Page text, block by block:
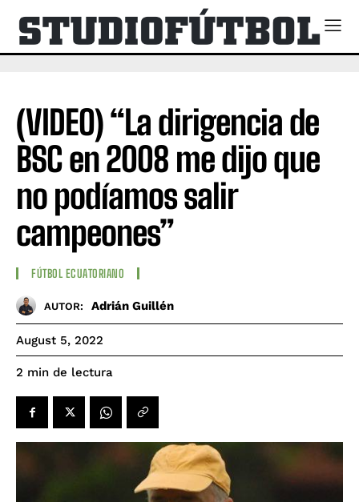
(VIDEO) “La dirigencia de
BSC en 2008 me dijo que
no podíamos salir
campeones”
FÚTBOL ECUATORIANO
AUTOR: Adrián Guillén
August 5, 2022
2 min de lectura